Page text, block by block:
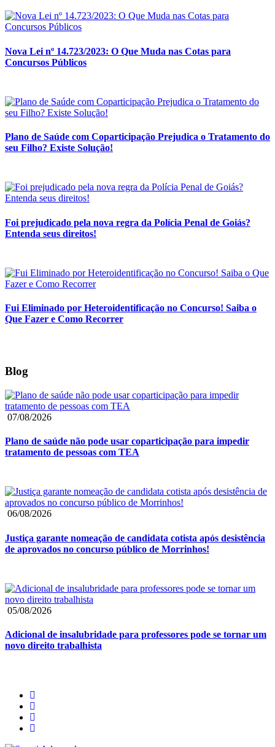
Nova Lei nº 14.723/2023: O Que Muda nas Cotas para
Concursos Públicos
Plano de Saúde com Coparticipação Prejudica o Tratamento do
seu Filho? Existe Solução!
Foi prejudicado pela nova regra da Polícia Penal de Goiás?
Entenda seus direitos!
Fui Eliminado por Heteroidentificação no Concurso! Saiba o
Que Fazer e Como Recorrer
Blog
07/08/2026
Plano de saúde não pode usar coparticipação para impedir
tratamento de pessoas com TEA
06/08/2026
Justiça garante nomeação de candidata cotista após desistência
de aprovados no concurso público de Morrinhos!
05/08/2026
Adicional de insalubridade para professores pode se tornar um
novo direito trabalhista